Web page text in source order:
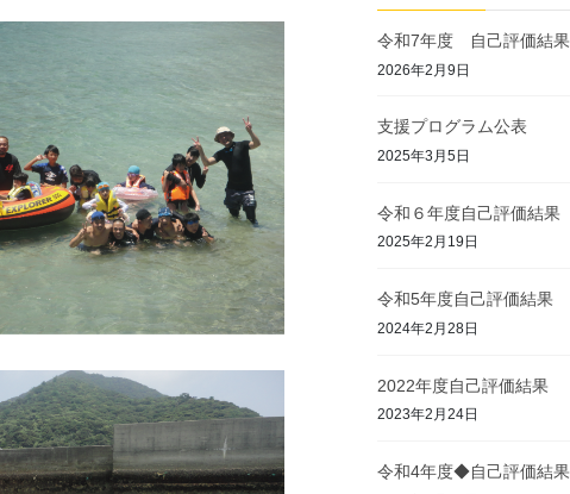
令和7年度 自己評価結果
2026年2月9日
支援プログラム公表
2025年3月5日
令和６年度自己評価結果
2025年2月19日
令和5年度自己評価結果
2024年2月28日
2022年度自己評価結果
2023年2月24日
令和4年度◆自己評価結果